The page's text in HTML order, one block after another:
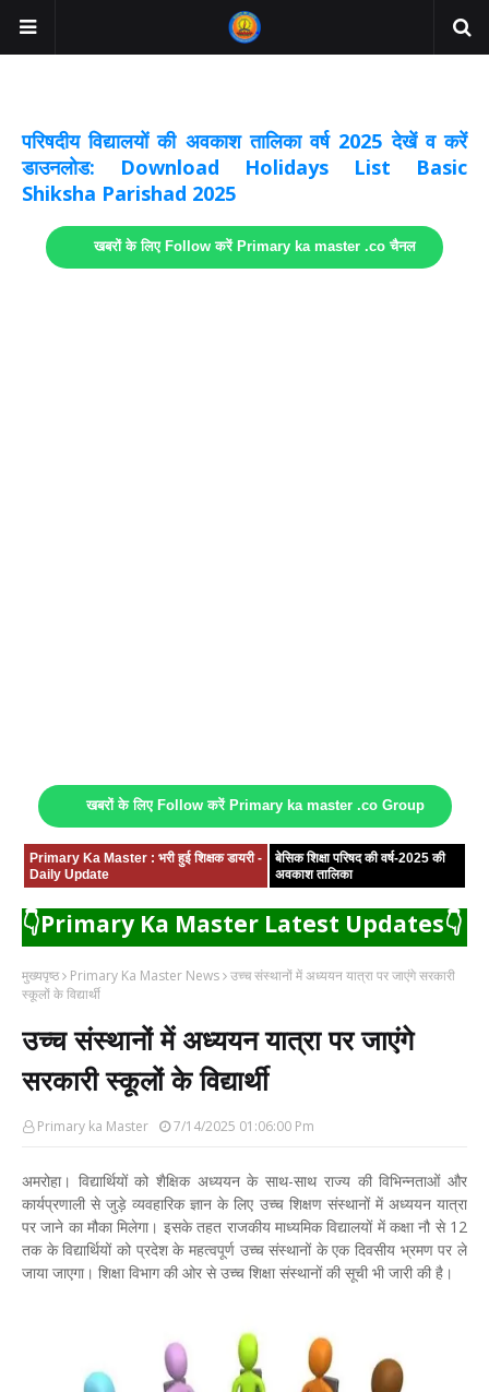
परिषदीय विद्यालयों की अवकाश तालिका वर्ष 2025 देखें व करें
डाउनलोड: Download Holidays List Basic
Shiksha Parishad 2025
खबरों के लिए Follow करें Primary ka master .co चैनल
खबरों के लिए Follow करें Primary ka master .co Group
Primary Ka Master : भरी हुई शिक्षक डायरी -
Daily Update
बेसिक शिक्षा परिषद की वर्ष-2025 की
अवकाश तालिका
👇Primary Ka Master Latest Updates👇
मुख्यपृष्ठ Primary Ka Master News उच्च संस्थानों में अध्ययन यात्रा पर जाएंगे सरकारी
स्कूलों के विद्यार्थी
उच्च संस्थानों में अध्ययन यात्रा पर जाएंगे
सरकारी स्कूलों के विद्यार्थी
Primary ka Master 7/14/2025 01:06:00 Pm
अमरोहा। विद्यार्थियों को शैक्षिक अध्ययन के साथ-साथ राज्य की विभिन्नताओं और
कार्यप्रणाली से जुड़े व्यवहारिक ज्ञान के लिए उच्च शिक्षण संस्थानों में अध्ययन यात्रा
पर जाने का मौका मिलेगा। इसके तहत राजकीय माध्यमिक विद्यालयों में कक्षा नौ से 12
तक के विद्यार्थियों को प्रदेश के महत्वपूर्ण उच्च संस्थानों के एक दिवसीय भ्रमण पर ले
जाया जाएगा। शिक्षा विभाग की ओर से उच्च शिक्षा संस्थानों की सूची भी जारी की है।